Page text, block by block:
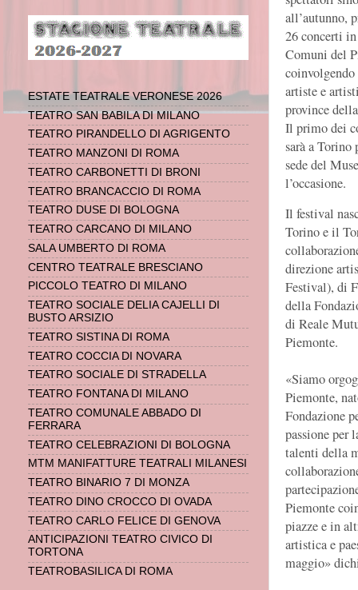
all’autunno,
26 concerti
Comuni del
artiste e
province
Il primo dei
sarà a Torino
sede del
l’occasione.
Il festival
Torino e il
direzione
Festival), di
della
di Reale
Piemonte.
«Siamo
Piemonte,
Fondazione
passione per
talenti della
Piemonte
piazze e in
artistica e
maggio»
ESTATE TEATRALE VERONESE 2026
TEATRO SAN BABILA DI MILANO
TEATRO PIRANDELLO DI AGRIGENTO
TEATRO MANZONI DI ROMA
TEATRO CARBONETTI DI BRONI
TEATRO BRANCACCIO DI ROMA
TEATRO DUSE DI BOLOGNA
TEATRO CARCANO DI MILANO
SALA UMBERTO DI ROMA
CENTRO TEATRALE BRESCIANO
PICCOLO TEATRO DI MILANO
TEATRO SOCIALE DELIA CAJELLI DI
BUSTO ARSIZIO
TEATRO SISTINA DI ROMA
TEATRO COCCIA DI NOVARA
TEATRO SOCIALE DI STRADELLA
TEATRO FONTANA DI MILANO
TEATRO COMUNALE ABBADO DI
FERRARA
TEATRO CELEBRAZIONI DI BOLOGNA
MTM MANIFATTURE TEATRALI MILANESI
TEATRO BINARIO 7 DI MONZA
TEATRO DINO CROCCO DI OVADA
TEATRO CARLO FELICE DI GENOVA
ANTICIPAZIONI TEATRO CIVICO DI
TORTONA
TEATROBASILICA DI ROMA